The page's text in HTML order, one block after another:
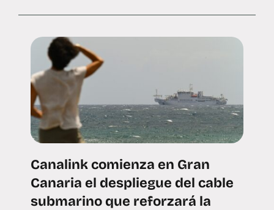
Canalink comienza en Gran
Canaria el despliegue del cable
submarino que reforzará la